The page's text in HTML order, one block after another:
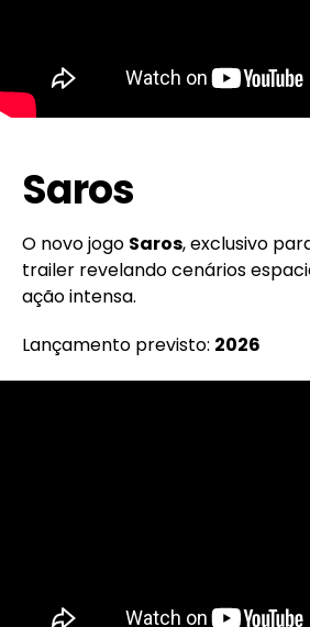
Saros
O novo jogo Saros, exclusivo
trailer revelando cenários
ação intensa.
Lançamento previsto: 2026